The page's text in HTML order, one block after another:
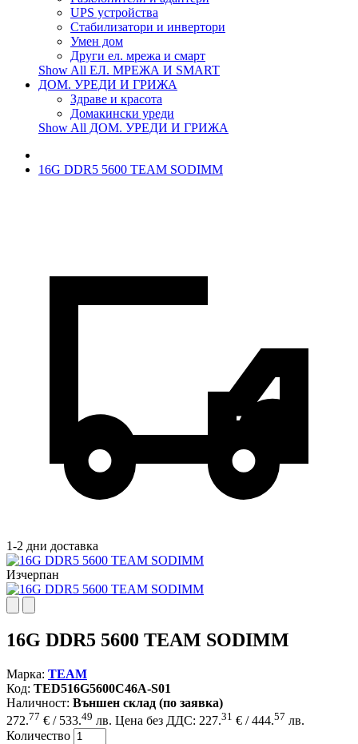
UPS устройства
Стабилизатори и инвертори
Умен дом
Други ел. мрежа и смарт
Show All ЕЛ. МРЕЖА И SMART
ДОМ. УРЕДИ И ГРИЖА
Здраве и красота
Домакински уреди
Show All ДОМ. УРЕДИ И ГРИЖА
16G DDR5 5600 TEAM SODIMM
1-2 дни доставка
Изчерпан
16G DDR5 5600 TEAM SODIMM
Марка: TEAM
Код: TED516G5600C46A-S01
Наличност: Външен склад (по заявка)
272.77 € / 533.49 лв. Цена без ДДС: 227.31 € / 444.57 лв.
Количество